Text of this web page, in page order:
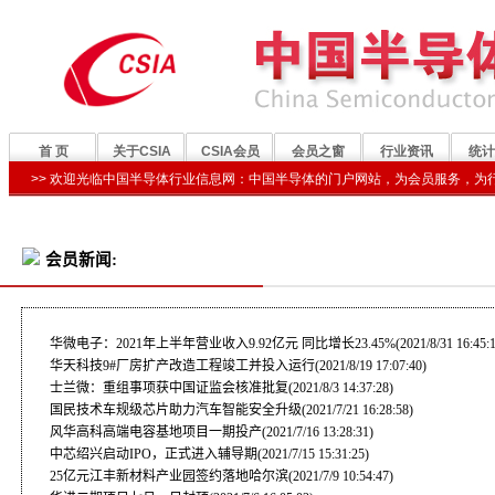
会员新闻:
华微电子：2021年上半年营业收入9.92亿元 同比增长23.45%(2021/8/31
华天科技9#厂房扩产改造工程竣工并投入运行(2021/8/19 17:07:40)
士兰微：重组事项获中国证监会核准批复(2021/8/3 14:37:28)
国民技术车规级芯片助力汽车智能安全升级(2021/7/21 16:28:58)
风华高科高端电容基地项目一期投产(2021/7/16 13:28:31)
中芯绍兴启动IPO，正式进入辅导期(2021/7/15 15:31:25)
25亿元江丰新材料产业园签约落地哈尔滨(2021/7/9 10:54:47)